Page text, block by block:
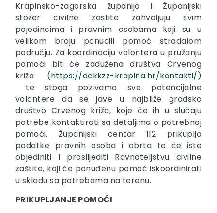
Krapinsko-zagorska županija i Županijski
stožer civilne zaštite zahvaljuju svim
pojedincima i pravnim osobama koji su u
velikom broju ponudili pomoć stradalom
području. Za koordinaciju volontera u pružanju
pomoći bit će zadužena društva Crvenog
križa (https://dckkzz-krapina.hr/kontakti/)
te stoga pozivamo sve potencijalne
volontere da se jave u najbliže gradsko
društvo Crvenog križa, koje će ih u slučaju
potrebe kontaktirati sa detaljima o potrebnoj
pomoći. Županijski centar 112 prikuplja
podatke pravnih osoba i obrta te će iste
objediniti i proslijediti Ravnateljstvu civilne
zaštite, koji će ponuđenu pomoć iskoordinirati
u skladu sa potrebama na terenu.
PRIKUPLJANJE POMOĆI